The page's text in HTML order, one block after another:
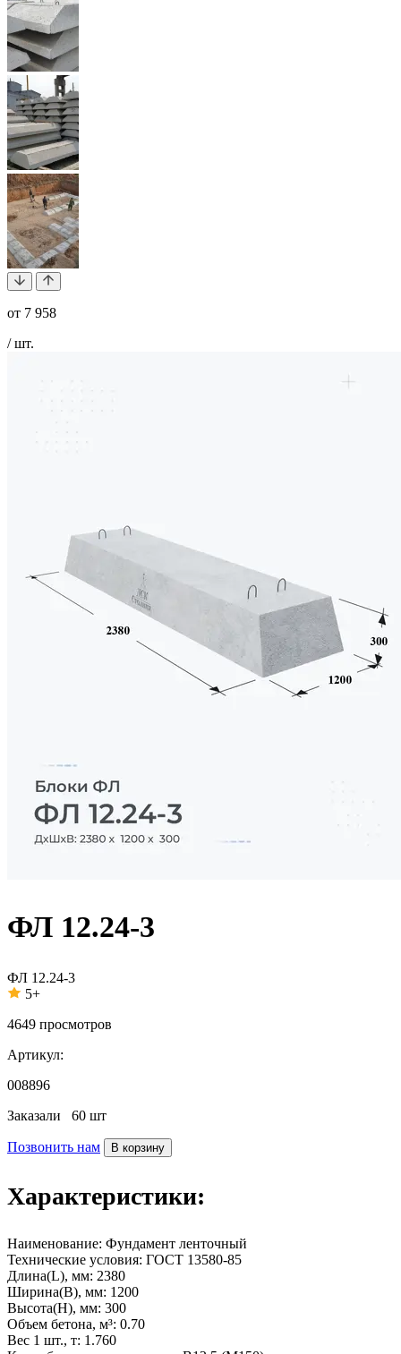
от 7 958
/ шт.
ФЛ 12.24-3
ФЛ 12.24-3
5+
4649 просмотров
Артикул:
008896
Заказали 60 шт
Позвонить нам В корзину
Характеристики:
Наименование: Фундамент ленточный
Технические условия: ГОСТ 13580-85
Длина(L), мм: 2380
Ширина(B), мм: 1200
Высота(H), мм: 300
Объем бетона, м³: 0.70
Вес 1 шт., т: 1.760